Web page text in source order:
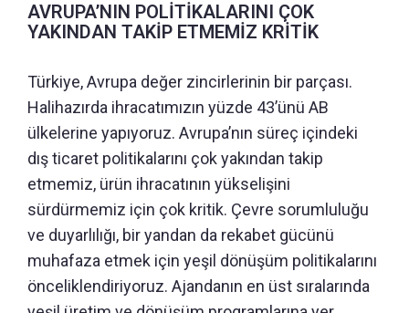
AVRUPA’NIN POLİTİKALARINI ÇOK
YAKINDAN TAKİP ETMEMİZ KRİTİK
Türkiye, Avrupa değer zincirlerinin bir parçası.
Halihazırda ihracatımızın yüzde 43’ünü AB
ülkelerine yapıyoruz. Avrupa’nın süreç içindeki
dış ticaret politikalarını çok yakından takip
etmemiz, ürün ihracatının yükselişini
sürdürmemiz için çok kritik. Çevre sorumluluğu
ve duyarlılığı, bir yandan da rekabet gücünü
muhafaza etmek için yeşil dönüşüm politikalarını
önceliklendiriyoruz. Ajandanın en üst sıralarında